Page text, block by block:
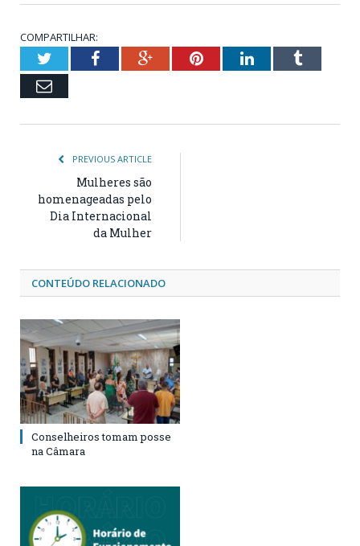
COMPARTILHAR:
TwitterFacebookGoogle+PinterestLinkedInTumblr
Email
PREVIOUS ARTICLE
Mulheres são
homenageadas pelo
Dia Internacional
da Mulher
CONTEÚDO RELACIONADO
Conselheiros tomam posse
na Câmara